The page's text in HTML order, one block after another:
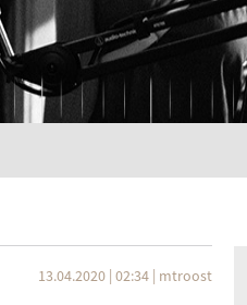
13.04.2020 | 02:34 | mtroost